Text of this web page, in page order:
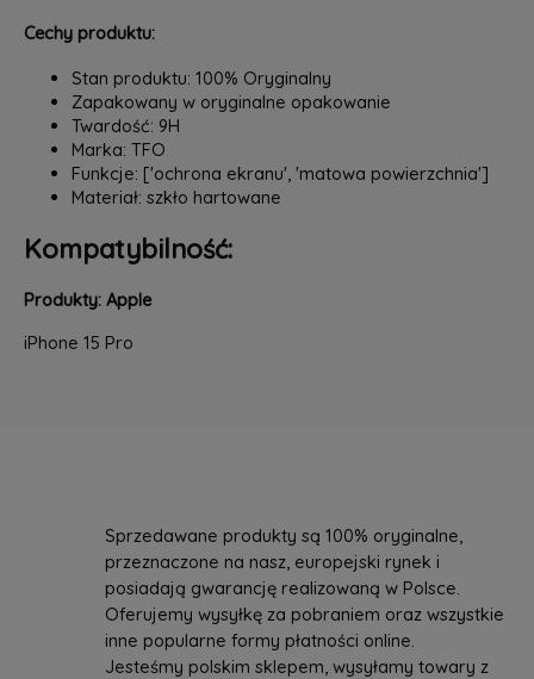
Cechy produktu:
Stan produktu: 100% Oryginalny
Zapakowany w oryginalne opakowanie
Twardość: 9H
Marka: TFO
Funkcje: ['ochrona ekranu', 'matowa powierzchnia']
Materiał: szkło hartowane
Kompatybilność:
Produkty: Apple
iPhone 15 Pro
Sprzedawane produkty są 100% oryginalne,
przeznaczone na nasz, europejski rynek i
posiadają gwarancję realizowaną w Polsce.
Oferujemy wysyłkę za pobraniem oraz wszystkie
inne popularne formy płatności online.
Jesteśmy polskim sklepem, wysyłamy towary z